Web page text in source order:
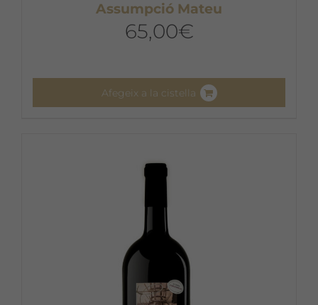
Assumpció Mateu
65,00€
Afegeix a la cistella